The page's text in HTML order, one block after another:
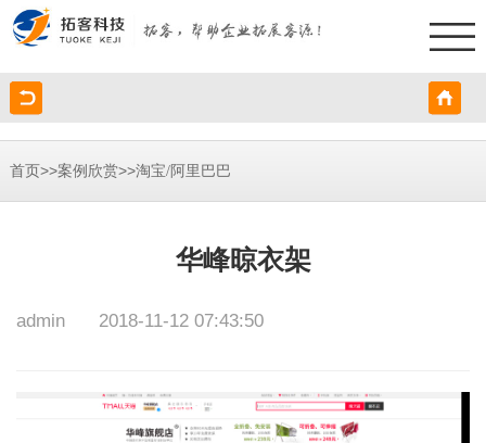
首页>>案例欣赏>>淘宝/阿里巴巴
华峰晾衣架
admin 2018-11-12 07:43:50